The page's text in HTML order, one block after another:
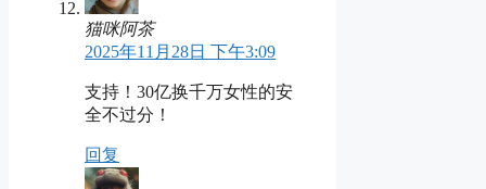
猫咪阿茶
2025年11月28日 下午3:09
支持！30亿换千万女性的安
全不过分！
回复